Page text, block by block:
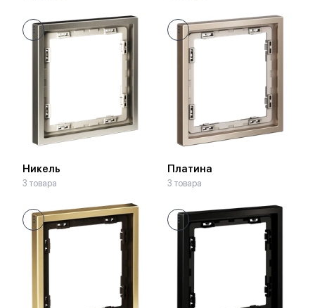
Никель
3 товара
Платина
3 товара